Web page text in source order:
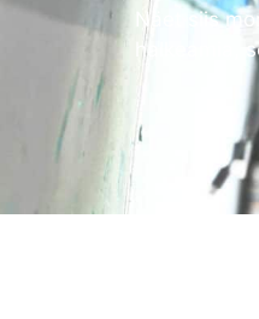
Näet siis
halkeamia,